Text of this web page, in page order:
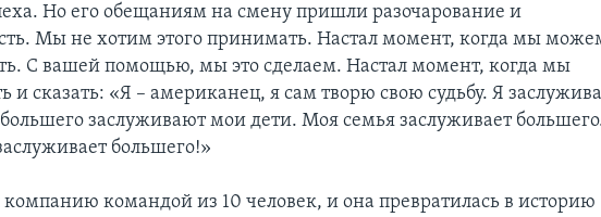
Но его обещаниям на смену пришли разочарование и
Мы не хотим этого принимать. Настал момент, когда мы
С вашей помощью, мы это сделаем. Настал момент, когда мы
и сказать: «Я – американец, я сам творю свою судьбу. Я
заслуживают мои дети. Моя семья заслуживает
большего!»
командой из 10 человек, и она превратилась в историю